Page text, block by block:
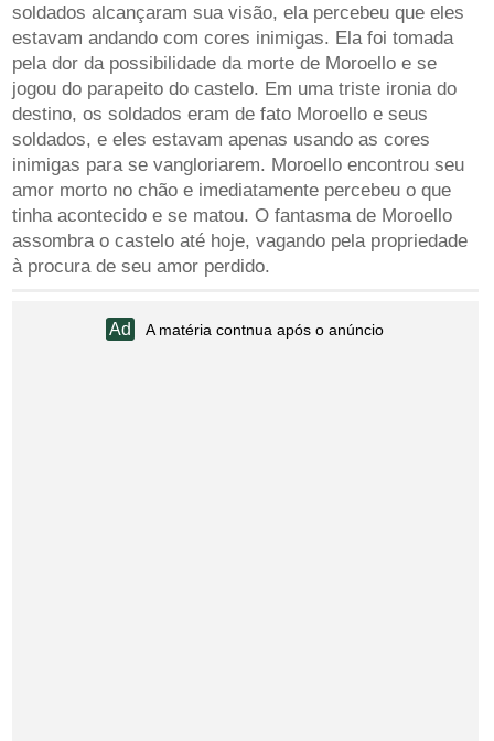
soldados alcançaram sua visão, ela percebeu que eles
estavam andando com cores inimigas. Ela foi tomada
pela dor da possibilidade da morte de Moroello e se
jogou do parapeito do castelo. Em uma triste ironia do
destino, os soldados eram de fato Moroello e seus
soldados, e eles estavam apenas usando as cores
inimigas para se vangloriarem. Moroello encontrou seu
amor morto no chão e imediatamente percebeu o que
tinha acontecido e se matou. O fantasma de Moroello
assombra o castelo até hoje, vagando pela propriedade
à procura de seu amor perdido.
A matéria contnua após o anúncio